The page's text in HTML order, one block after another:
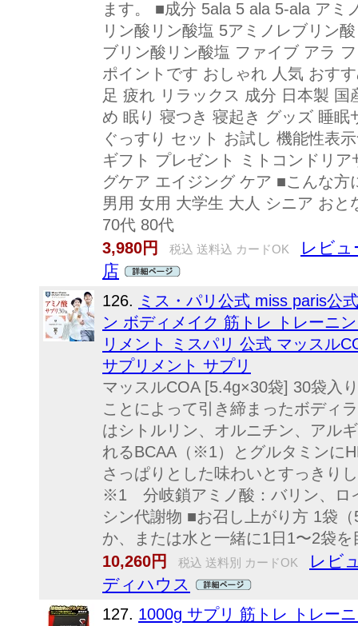
ます。 ■成分 5ala 5 ala 5-ala アミ
リン酸リン酸塩 5アミノレブリン
ブリン酸リン酸塩 ファイブ アラ
ポイントです おしゃれ 人気 おす
足 疲れ リラックス 成分 日本製
め 眠り 寝つき 寝起き グッズ 睡
ぐっすり セット お試し 機能性表
ギフト プレゼント ミトコンドリ
グケア エイジング ケア ■こんな
男用 女用 大学生 大人 シニア お
70代 80代
3,980円
税込 送料込 カードOK
レビュ
店
126. ミス・パリ公式 miss paris公
ン ボディメイク 筋トレ トレーニ
リメント ミスパリ 公式 マッスル
サプリメント サプリ
マッスルCOA [5.4g×30袋] 30袋入
ことによって引き締まったボディ
はシトルリン、オルニチン、アル
れるBCAA（※1）とグルタミンに
さっぱりとした味わいとすっきり
※1 分岐鎖アミノ酸：バリン、
シン代謝物 ■お召し上がり方 1袋
か、または水と一緒に1日1〜2袋
10,260円
税込 送料別 カードOK
レビ
ディハウス
127. 1000g サプリ 筋トレ トレー